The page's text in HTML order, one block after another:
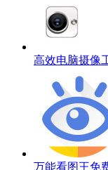
高效电脑摄像
万能看图王免